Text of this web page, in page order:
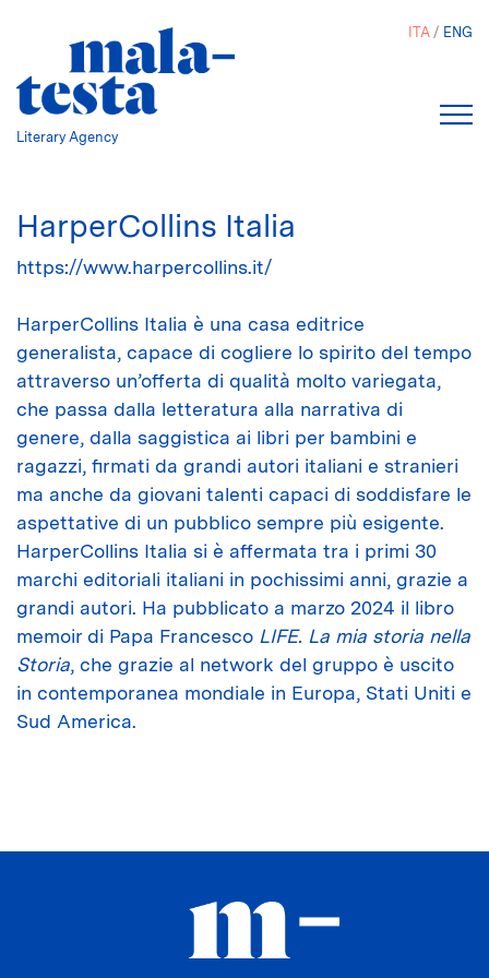
Literary Agency
ITA ENG
HarperCollins Italia
https://www.harpercollins.it/
HarperCollins Italia è una casa editrice
generalista, capace di cogliere lo spirito del tempo
attraverso un’offerta di qualità molto variegata,
che passa dalla letteratura alla narrativa di
genere, dalla saggistica ai libri per bambini e
ragazzi, firmati da grandi autori italiani e stranieri
ma anche da giovani talenti capaci di soddisfare le
aspettative di un pubblico sempre più esigente.
HarperCollins Italia si è affermata tra i primi 30
marchi editoriali italiani in pochissimi anni, grazie a
grandi autori. Ha pubblicato a marzo 2024 il libro
memoir di Papa Francesco LIFE. La mia storia nella
Storia, che grazie al network del gruppo è uscito
in contemporanea mondiale in Europa, Stati Uniti e
Sud America.